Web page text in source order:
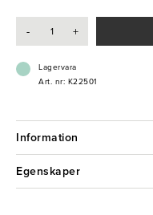
- Enkel och trygg hantering
- +
Lagervara
Art. nr: K22501
Information
Egenskaper